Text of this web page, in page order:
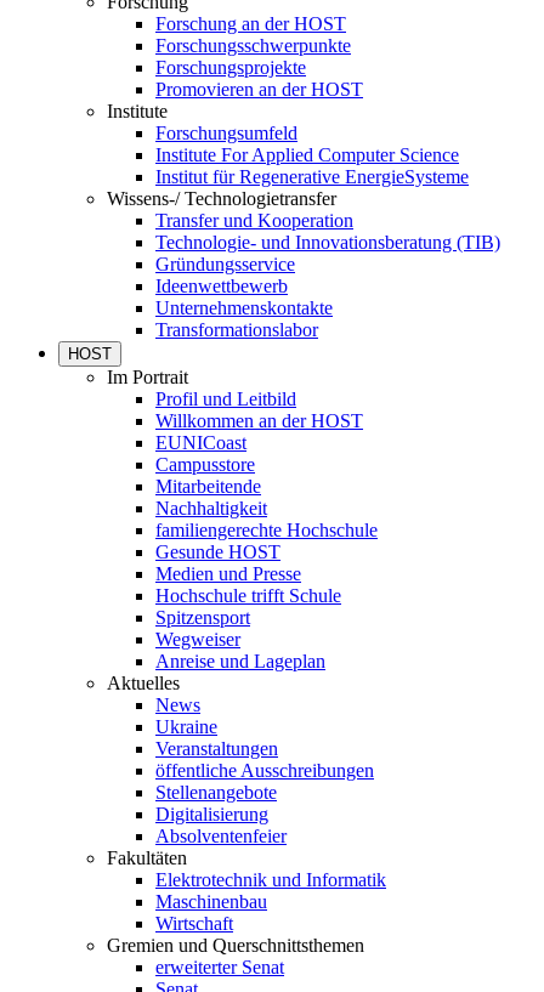
Forschung an der HOST
Forschungsschwerpunkte
Forschungsprojekte
Promovieren an der HOST
Institute
Forschungsumfeld
Institute For Applied Computer Science
Institut für Regenerative EnergieSysteme
Wissens-/ Technologietransfer
Transfer und Kooperation
Technologie- und Innovationsberatung (TIB)
Gründungsservice
Ideenwettbewerb
Unternehmenskontakte
Transformationslabor
HOST
Im Portrait
Profil und Leitbild
Willkommen an der HOST
EUNICoast
Campusstore
Mitarbeitende
Nachhaltigkeit
familiengerechte Hochschule
Gesunde HOST
Medien und Presse
Hochschule trifft Schule
Spitzensport
Wegweiser
Anreise und Lageplan
Aktuelles
News
Ukraine
Veranstaltungen
öffentliche Ausschreibungen
Stellenangebote
Digitalisierung
Absolventenfeier
Fakultäten
Elektrotechnik und Informatik
Maschinenbau
Wirtschaft
Gremien und Querschnittsthemen
erweiterter Senat